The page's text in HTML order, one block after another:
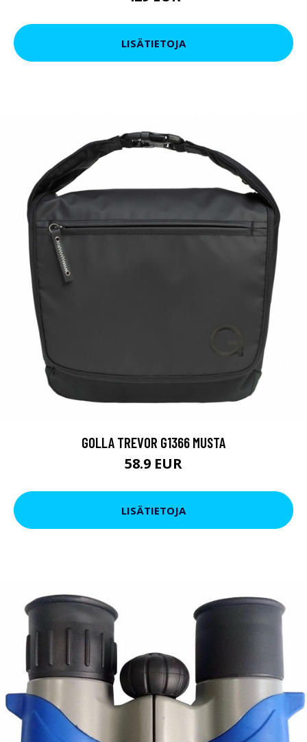
LISÄTIETOJA
GOLLA TREVOR G1366 MUSTA
58.9 EUR
LISÄTIETOJA